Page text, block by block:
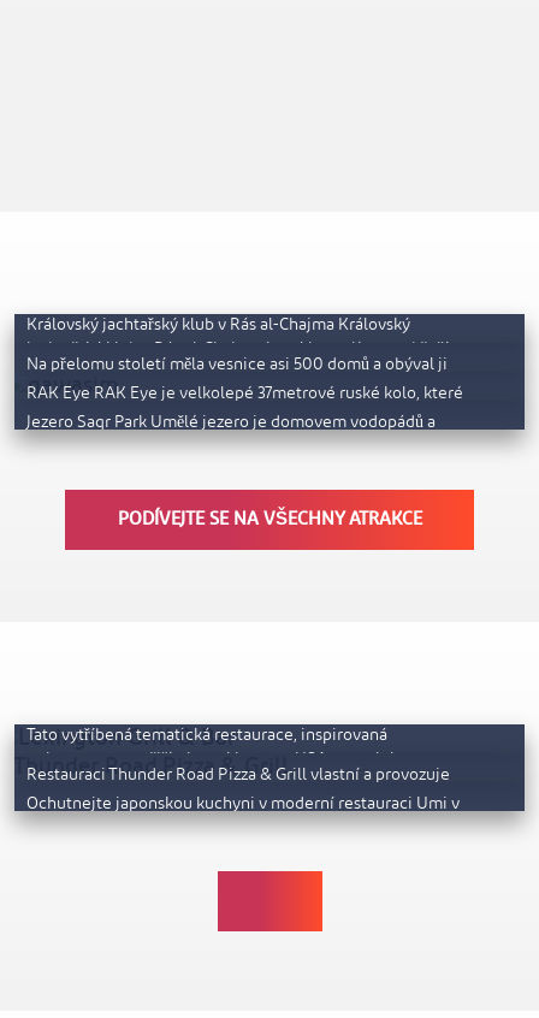
Královský jachtařský klub v Rás al-Chajma Královský
jachtařský klub v Rás al-Chajma, který lze najít na pobřeží,
…
Al Jazirah Al Hamra
Na přelomu století měla vesnice asi 500 domů a obýval ji
kmen Zaabů. Šejk Rajib…
Al Qawasim Corniche
RAK Eye RAK Eye je velkolepé 37metrové ruské kolo, které
nabízí mimořádný výhled na Velkou…
Park Saqr
Jezero Saqr Park Umělé jezero je domovem vodopádů a
velmi příjemných rodinných šlapadel, která si…
PODÍVEJTE SE NA VŠECHNY ATRAKCE
Tato vytříbená tematická restaurace, inspirovaná
nejextravagantnějšími steakhousy v USA a proslulou
Lexington Avenue v New…
Thunder Road Pizza & Grill
Restauraci Thunder Road Pizza & Grill vlastní a provozuje
italská rodina, takže v ní zaručeně…
Umi
Ochutnejte japonskou kuchyni v moderní restauraci Umi v
prvním patře hotelu Waldorf Astoria. Zajděte si…